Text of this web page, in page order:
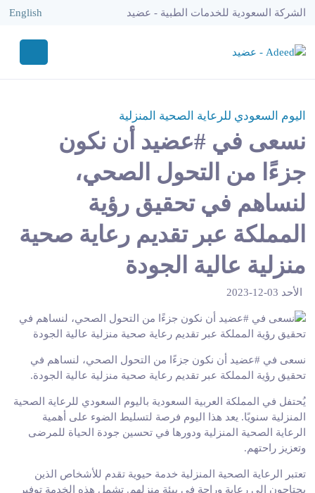
الشركة السعودية للخدمات الطبية - عضيد English
اليوم السعودي للرعاية الصحية المنزلية
نسعى في #عضيد أن نكون
جزءًا من التحول الصحي،
لنساهم في تحقيق رؤية
المملكة عبر تقديم رعاية صحية
منزلية عالية الجودة
الأحد 03-12-2023
نسعى في #عضيد أن نكون جزءًا من التحول الصحي، لنساهم في
تحقيق رؤية المملكة عبر تقديم رعاية صحية منزلية عالية الجودة.
يُحتفل في المملكة العربية السعودية باليوم السعودي للرعاية الصحية
المنزلية سنويًا. يعد هذا اليوم فرصة لتسليط الضوء على أهمية
الرعاية الصحية المنزلية ودورها في تحسين جودة الحياة للمرضى
وتعزيز راحتهم.
تعتبر الرعاية الصحية المنزلية خدمة حيوية تقدم للأشخاص الذين
يحتاجون إلى رعاية وراحة في بيئة منزلهم. تشمل هذه الخدمة توفير